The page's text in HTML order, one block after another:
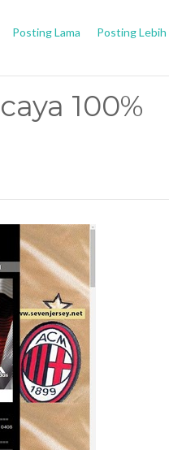
Posting Lebih
Posting Lama
100%